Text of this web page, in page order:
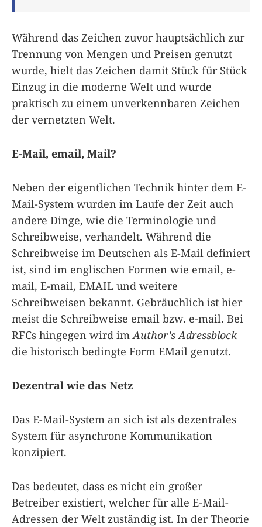
Während das Zeichen zuvor hauptsächlich zur
Trennung von Mengen und Preisen genutzt
wurde, hielt das Zeichen damit Stück für Stück
Einzug in die moderne Welt und wurde
praktisch zu einem unverkennbaren Zeichen
der vernetzten Welt.
E-Mail, email, Mail?
Neben der eigentlichen Technik hinter dem E-
Mail-System wurden im Laufe der Zeit auch
andere Dinge, wie die Terminologie und
Schreibweise, verhandelt. Während die
Schreibweise im Deutschen als E-Mail definiert
ist, sind im englischen Formen wie email, e-
mail, E-mail, EMAIL und weitere
Schreibweisen bekannt. Gebräuchlich ist hier
meist die Schreibweise email bzw. e-mail. Bei
RFCs hingegen wird im Author’s Adressblock
die historisch bedingte Form EMail genutzt.
Dezentral wie das Netz
Das E-Mail-System an sich ist als dezentrales
System für asynchrone Kommunikation
konzipiert.
Das bedeutet, dass es nicht ein großer
Betreiber existiert, welcher für alle E-Mail-
Adressen der Welt zuständig ist. In der Theorie